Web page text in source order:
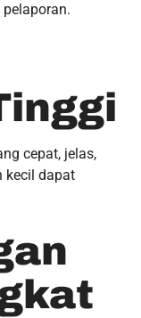
cepat, jelas,
kecil dapat